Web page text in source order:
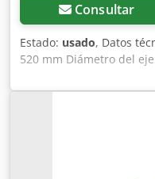
Consultar
Estado: usado, Datos
520 mm Diámetro del
de cuchillas: 4 Longitud
Regulación eléctrica de
alimentación
Alimentación: 400 V
totales: Djdpfx Aszia E